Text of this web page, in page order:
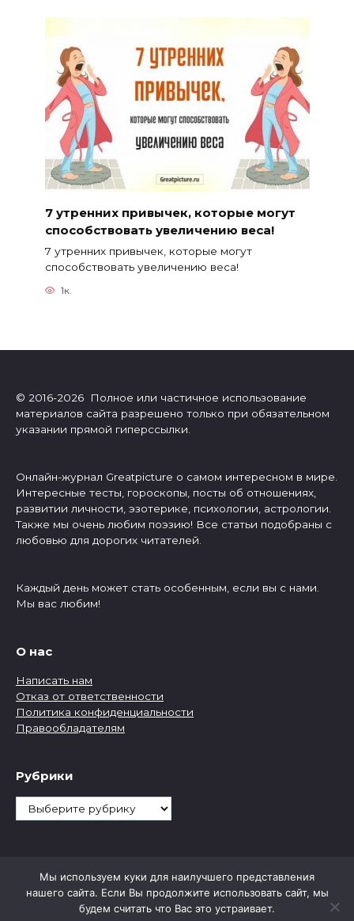
7 утренних привычек, которые могут
способствовать увеличению веса!
7 утренних привычек, которые могут
способствовать увеличению веса!
1к.
© 2016-2026 Полное или частичное использование
материалов сайта разрешено только при обязательном
указании прямой гиперссылки.
Онлайн-журнал Greatpicture о самом интересном в мире.
Интересные тесты, гороскопы, посты об отношениях,
развитии личности, эзотерике, психологии, астрологии.
Также мы очень любим поэзию! Все статьи подобраны с
любовью для дорогих читателей.
Каждый день может стать особенным, если вы с нами.
Мы вас любим!
О нас
Написать нам
Отказ от ответственности
Политика конфиденциальности
Правообладателям
Рубрики
Рубрики
Мы используем куки для наилучшего представления
нашего сайта. Если Вы продолжите использовать сайт, мы
будем считать что Вас это устраивает.